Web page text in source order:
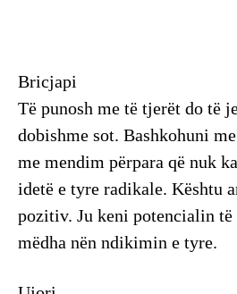
Bricjapi
Të punosh me të tjerët do të
dobishme sot. Bashkohuni
me mendim përpara që nuk
idetë e tyre radikale. Kështu
pozitiv. Ju keni potencialin të
mëdha nën ndikimin e tyre.